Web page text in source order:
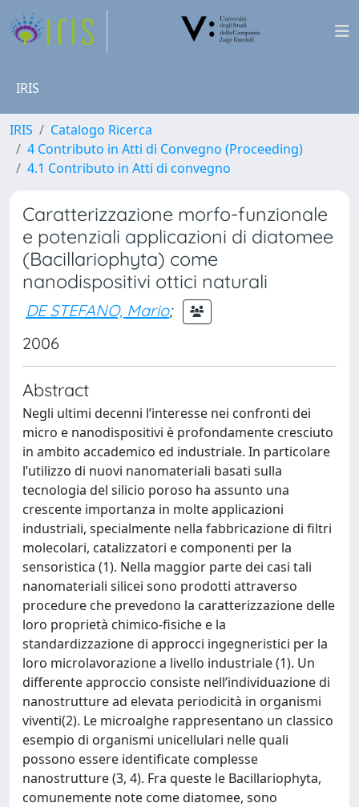
IRIS
IRIS
Catalogo Ricerca
4 Contributo in Atti di Convegno (Proceeding)
4.1 Contributo in Atti di convegno
Caratterizzazione morfo-funzionale
e potenziali applicazioni di diatomee
(Bacillariophyta) come
nanodispositivi ottici naturali
DE STEFANO, Mario;
2006
Abstract
Negli ultimi decenni l’interesse nei confronti dei
micro e nanodispositivi è profondamente cresciuto
in ambito accademico ed industriale. In particolare
l’utilizzo di nuovi nanomateriali basati sulla
tecnologia del silicio poroso ha assunto una
crescente importanza in molte applicazioni
industriali, specialmente nella fabbricazione di filtri
molecolari, catalizzatori e componenti per la
sensoristica (1). Nella maggior parte dei casi tali
nanomateriali silicei sono prodotti attraverso
procedure che prevedono la caratterizzazione delle
loro proprietà chimico-fisiche e la
standardizzazione di approcci ingegneristici per la
loro microlavorazione a livello industriale (1). Un
differente approccio consiste nell’individuazione di
nanostrutture ad elevata periodicità in organismi
viventi(2). Le microalghe rappresentano un classico
esempio di organismi unicellulari nelle quali
possono essere identificate complesse
nanostrutture (3, 4). Fra queste le Bacillariophyta,
comunemente note come diatomee, sono